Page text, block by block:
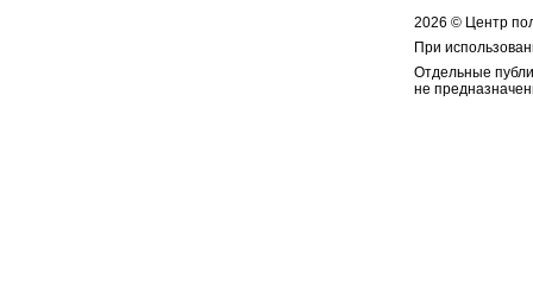
2026 © Центр
При
Отдельные
не